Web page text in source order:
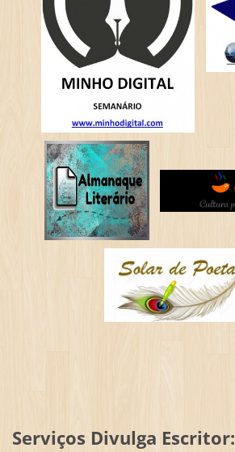
Serviços Divulga Escritor: